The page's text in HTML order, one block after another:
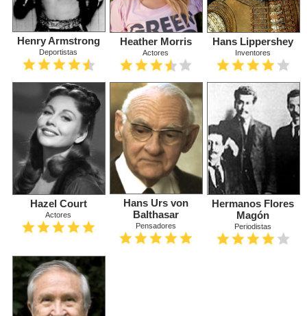
Henry Armstrong
Deportistas
Heather Morris
Actores
Hans Lippershey
Inventores
Hazel Court
Actores
Hans Urs von
Balthasar
Pensadores
Hermanos Flores
Magón
Periodistas